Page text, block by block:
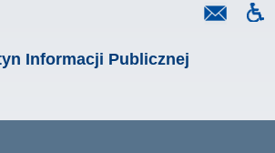
Informacji Publicznej